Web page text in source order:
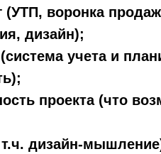
(УТП, воронка
дизайн);
учета и
проекта (что
дизайн-